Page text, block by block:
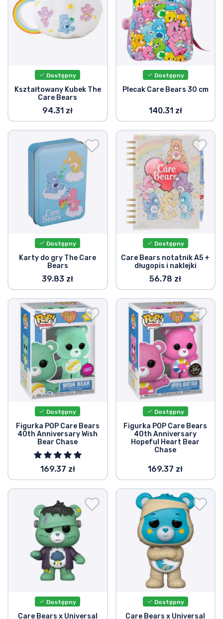
Dostępny
Kształtowany Kubek The
Care Bears
94.31 zł
Dostępny
Plecak Care Bears 30 cm
140.31 zł
Dostępny
Karty do gry The Care
Bears
39.83 zł
Dostępny
Care Bears notatnik A5 +
długopis i naklejki
56.78 zł
Dostępny
Figurka POP Care Bears
40th Anniversary Wish
Bear Chase
169.37 zł
Dostępny
Figurka POP Care Bears
40th Anniversary
Hopeful Heart Bear
Chase
169.37 zł
Dostępny
Care Bears x Universal
Dostępny
Care Bears x Universal